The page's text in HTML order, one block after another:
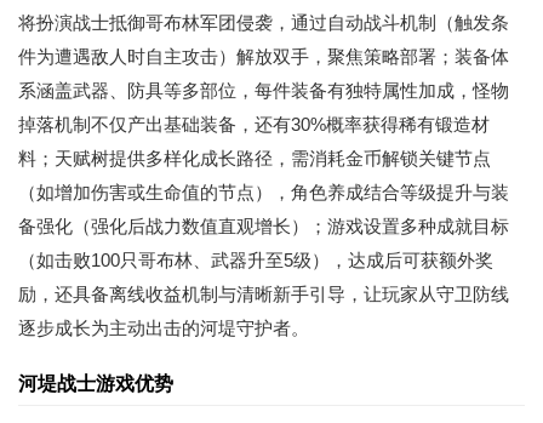
将扮演战士抵御哥布林军团侵袭，通过自动战斗机制（触发条
件为遭遇敌人时自主攻击）解放双手，聚焦策略部署；装备体
系涵盖武器、防具等多部位，每件装备有独特属性加成，怪物
掉落机制不仅产出基础装备，还有30%概率获得稀有锻造材
料；天赋树提供多样化成长路径，需消耗金币解锁关键节点
（如增加伤害或生命值的节点），角色养成结合等级提升与装
备强化（强化后战力数值直观增长）；游戏设置多种成就目标
（如击败100只哥布林、武器升至5级），达成后可获额外奖
励，还具备离线收益机制与清晰新手引导，让玩家从守卫防线
逐步成长为主动出击的河堤守护者。
河堤战士游戏优势